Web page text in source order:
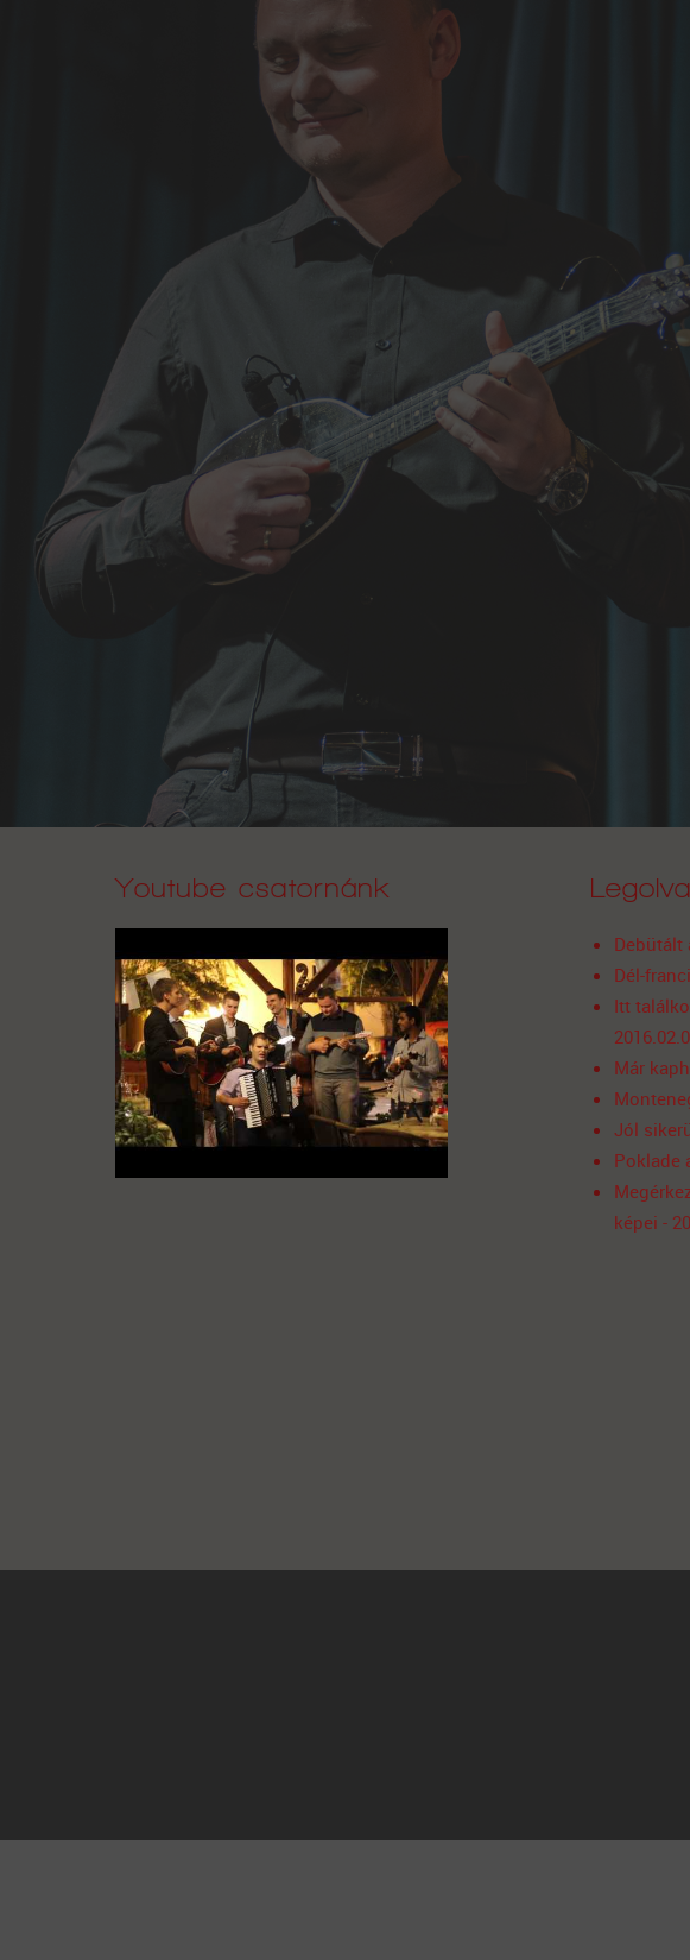
Youtube csatornánk
Debütált
Dél-
Itt
Már
Jól
Poklade
képei -